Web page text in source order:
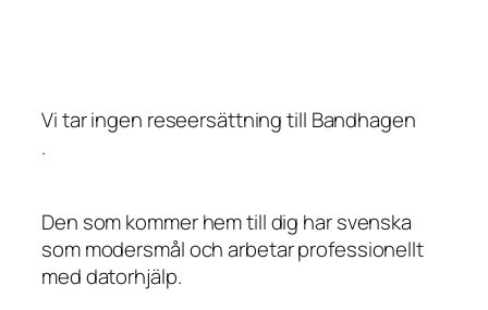
Vi tar ingen reseersättning till Bandhagen
.
Den som kommer hem till dig har svenska
som modersmål och arbetar professionellt
med datorhjälp.